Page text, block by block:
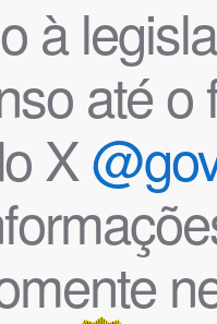
à
até
X